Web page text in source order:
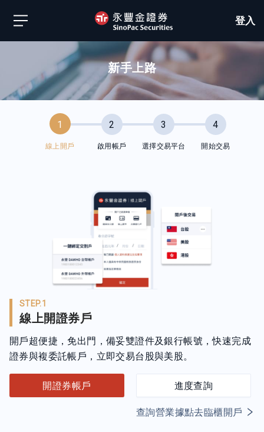
登入
新手上路
1
線上開戶
2
啟用帳戶
3
選擇交易平台
4
開始交易
STEP.1
線上開證券戶
開戶超便捷，免出門，備妥雙證件及銀行帳號，快速完成
證券與複委託帳戶，立即交易台股與美股。
開證券帳戶 進度查詢
查詢營業據點去臨櫃開戶